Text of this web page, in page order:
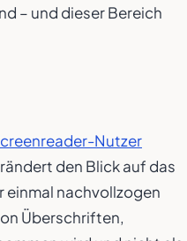
– und dieser Bereich
Nutzer
den Blick auf das
einmal nachvollzogen
Überschriften,